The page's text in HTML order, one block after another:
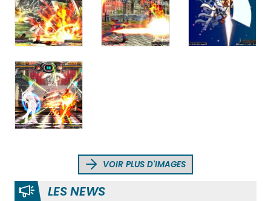
VOIR PLUS D'IMAGES
LES NEWS